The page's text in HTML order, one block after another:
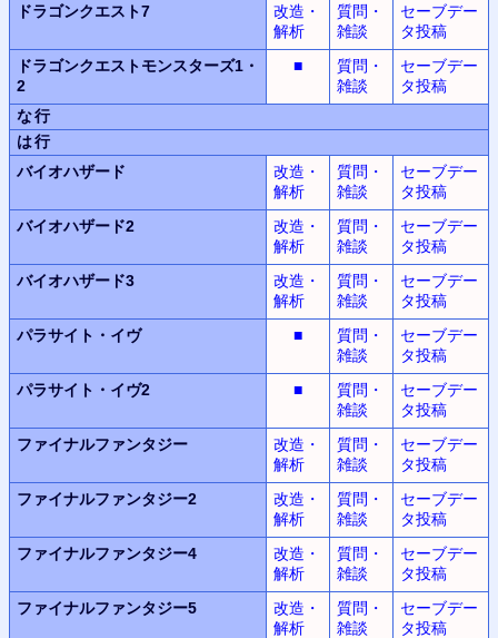
ドラゴンクエスト7
改造・
解析
質問・
雑談
セーブデー
タ投稿
ドラゴンクエストモンスターズ1・
2
■
質問・
雑談
セーブデー
タ投稿
な行
は行
バイオハザード
改造・
解析
質問・
雑談
セーブデー
タ投稿
バイオハザード2
改造・
解析
質問・
雑談
セーブデー
タ投稿
バイオハザード3
改造・
解析
質問・
雑談
セーブデー
タ投稿
パラサイト・イヴ
■
質問・
雑談
セーブデー
タ投稿
パラサイト・イヴ2
■
質問・
雑談
セーブデー
タ投稿
ファイナルファンタジー
改造・
解析
質問・
雑談
セーブデー
タ投稿
ファイナルファンタジー2
改造・
解析
質問・
雑談
セーブデー
タ投稿
ファイナルファンタジー4
改造・
解析
質問・
雑談
セーブデー
タ投稿
ファイナルファンタジー5
改造・
解析
質問・
雑談
セーブデー
タ投稿